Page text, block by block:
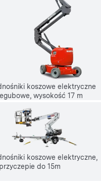
koszowe elektryczne
wysokość 17 m
koszowe elektryczne,
do 15m